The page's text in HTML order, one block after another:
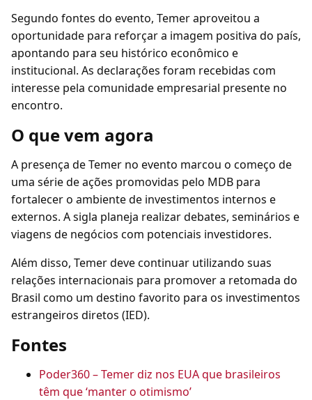
Segundo fontes do evento, Temer aproveitou a
oportunidade para reforçar a imagem positiva do país,
apontando para seu histórico econômico e
institucional. As declarações foram recebidas com
interesse pela comunidade empresarial presente no
encontro.
O que vem agora
A presença de Temer no evento marcou o começo de
uma série de ações promovidas pelo MDB para
fortalecer o ambiente de investimentos internos e
externos. A sigla planeja realizar debates, seminários e
viagens de negócios com potenciais investidores.
Além disso, Temer deve continuar utilizando suas
relações internacionais para promover a retomada do
Brasil como um destino favorito para os investimentos
estrangeiros diretos (IED).
Fontes
Poder360 – Temer diz nos EUA que brasileiros
têm que ‘manter o otimismo’